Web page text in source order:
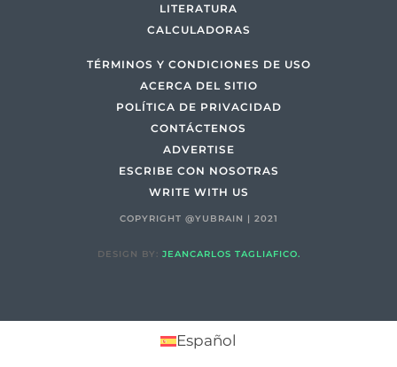
LITERATURA
CALCULADORAS
TÉRMINOS Y CONDICIONES DE USO
ACERCA DEL SITIO
POLÍTICA DE PRIVACIDAD
CONTÁCTENOS
ADVERTISE
ESCRIBE CON NOSOTRAS
WRITE WITH US
COPYRIGHT @YUBRAIN | 2021
DESIGN BY: JEANCARLOS TAGLIAFICO.
Español